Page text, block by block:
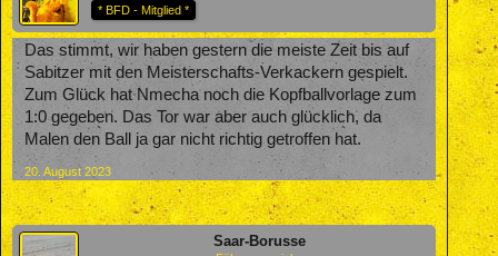
* BFD - Mitglied *
Das stimmt, wir haben gestern die meiste Zeit bis auf
Sabitzer mit den Meisterschafts-Verkackern gespielt.
Zum Glück hat Nmecha noch die Kopfballvorlage zum
1:0 gegeben. Das Tor war aber auch glücklich, da
Malen den Ball ja gar nicht richtig getroffen hat.
20. August 2023
Saar-Borusse